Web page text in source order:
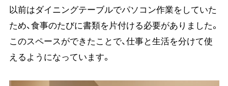
以前はダイニングテーブルでパソコン作業をしていた
ため、食事のたびに書類を片付ける必要がありました。
このスペースができたことで、仕事と生活を分けて使
えるようになっています。